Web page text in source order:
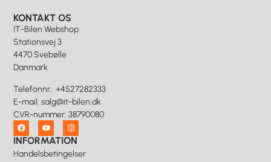
KONTAKT OS
IT-Bilen Webshop
Stationsvej 3
4470 Svebølle
Danmark
Telefonnr.: +4527282333
E-mail:salg@it-bilen.dk
CVR-nummer: 38790080
INFORMATION
Handelsbetingelser